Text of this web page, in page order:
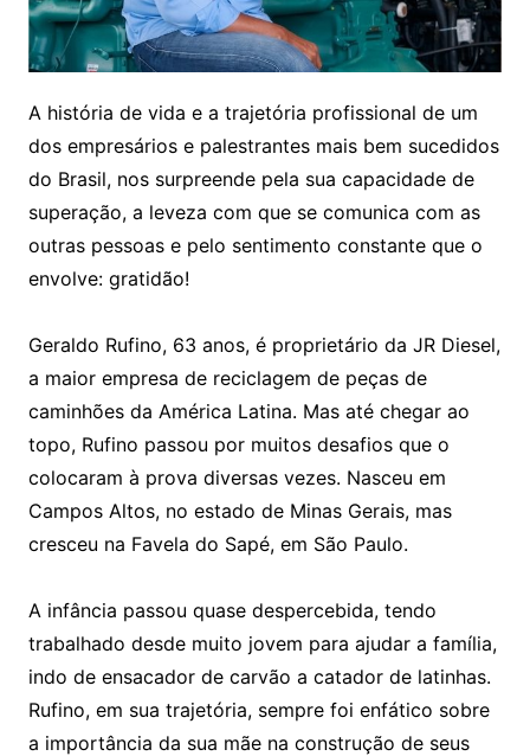
A história de vida e a trajetória profissional de um
dos empresários e palestrantes mais bem sucedidos
do Brasil, nos surpreende pela sua capacidade de
superação, a leveza com que se comunica com as
outras pessoas e pelo sentimento constante que o
envolve: gratidão!
Geraldo Rufino, 63 anos, é proprietário da JR Diesel,
a maior empresa de reciclagem de peças de
caminhões da América Latina. Mas até chegar ao
topo, Rufino passou por muitos desafios que o
colocaram à prova diversas vezes. Nasceu em
Campos Altos, no estado de Minas Gerais, mas
cresceu na Favela do Sapé, em São Paulo.
A infância passou quase despercebida, tendo
trabalhado desde muito jovem para ajudar a família,
indo de ensacador de carvão a catador de latinhas.
Rufino, em sua trajetória, sempre foi enfático sobre
a importância da sua mãe na construção de seus